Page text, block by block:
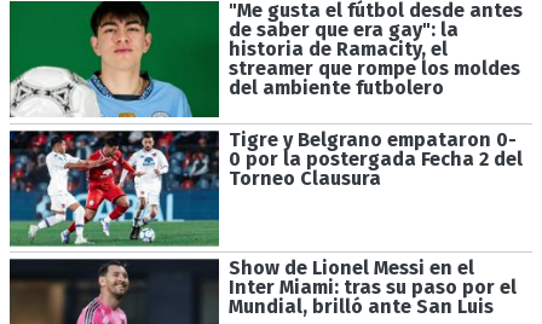
"Me gusta el fútbol desde antes
de saber que era gay": la
historia de Ramacity, el
streamer que rompe los moldes
del ambiente futbolero
Tigre y Belgrano empataron 0-
0 por la postergada Fecha 2 del
Torneo Clausura
Show de Lionel Messi en el
Inter Miami: tras su paso por el
Mundial, brilló ante San Luis